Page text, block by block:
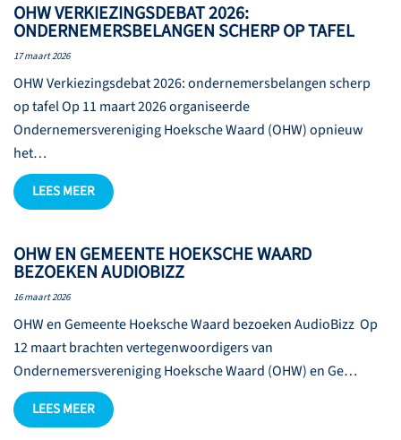
OHW VERKIEZINGSDEBAT 2026:
ONDERNEMERSBELANGEN SCHERP OP TAFEL
17 maart 2026
OHW Verkiezingsdebat 2026: ondernemersbelangen scherp
op tafel Op 11 maart 2026 organiseerde
Ondernemersvereniging Hoeksche Waard (OHW) opnieuw
het…
LEES MEER
OHW EN GEMEENTE HOEKSCHE WAARD
BEZOEKEN AUDIOBIZZ
16 maart 2026
OHW en Gemeente Hoeksche Waard bezoeken AudioBizz Op
12 maart brachten vertegenwoordigers van
Ondernemersvereniging Hoeksche Waard (OHW) en Ge…
LEES MEER